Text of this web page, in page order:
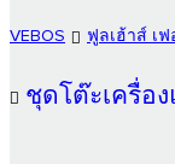
VEBOS ฟูลเฮ้าส์ เฟ
ชุดโต๊ะเครื่อง